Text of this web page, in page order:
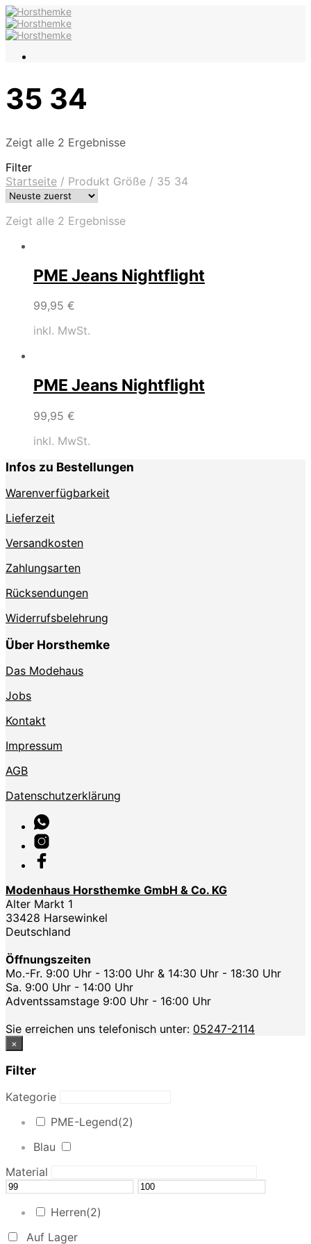
35 34
Zeigt alle 2 Ergebnisse
Filter
Startseite / Produkt Größe / 35 34
Zeigt alle 2 Ergebnisse
PME Jeans Nightflight
99,95 €
inkl. MwSt.
PME Jeans Nightflight
99,95 €
inkl. MwSt.
Infos zu Bestellungen
Warenverfügbarkeit
Lieferzeit
Versandkosten
Zahlungsarten
Rücksendungen
Widerrufsbelehrung
Über Horsthemke
Das Modehaus
Jobs
Kontakt
Impressum
AGB
Datenschutzerklärung
Modenhaus Horsthemke GmbH & Co. KG
Alter Markt 1
33428 Harsewinkel
Deutschland
Öffnungszeiten
Mo.-Fr. 9:00 Uhr - 13:00 Uhr & 14:30 Uhr - 18:30 Uhr
Sa. 9:00 Uhr - 14:00 Uhr
Adventssamstage 9:00 Uhr - 16:00 Uhr
Sie erreichen uns telefonisch unter: 05247-2114
×
Filter
Kategorie
PME-Legend(2)
Blau
Material
Herren(2)
Auf Lager